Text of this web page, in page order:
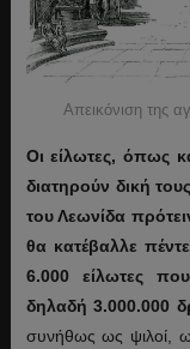
Απεικόνιση της
Οι είλωτες, όπως
διατηρούν δική
του Λεωνίδα
θα κατέβαλλε
6.000 είλωτες
δηλαδή 3.000.000
συνήθως ως ψιλοί,